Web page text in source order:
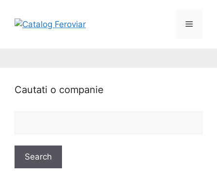
Cautati o companie